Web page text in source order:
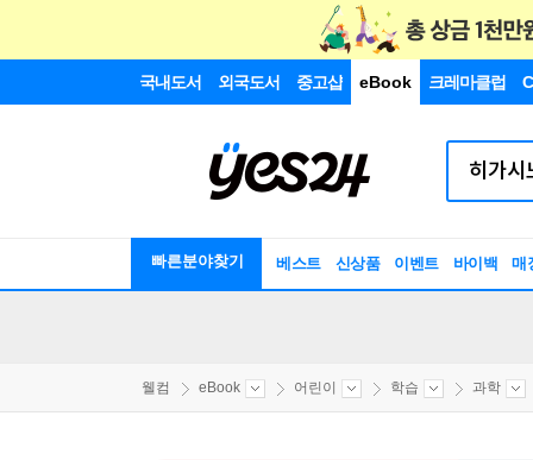
국내도서 외국도서 중고샵 eBook 크레마클럽
빠른분야찾기 베스트 신상품 이벤트 바이백 매
웰컴 eBook 어린이 학습 과학